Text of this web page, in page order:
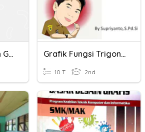
Grafik Persamaan Garis Lurus Grafik Fungsi Trigonometri
10 T 2nd